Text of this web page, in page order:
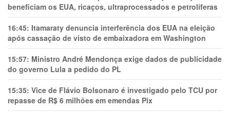
beneficiam os EUA, ricaços, ultraprocessados e petrolíferas
16:45: Itamaraty denuncia interferência dos EUA na eleição
após cassação de visto de embaixadora em Washington
15:57: Ministro André Mendonça exige dados de publicidade
do governo Lula a pedido do PL
15:35: Vice de Flávio Bolsonaro é investigado pelo TCU por
repasse de R$ 6 milhões em emendas Pix